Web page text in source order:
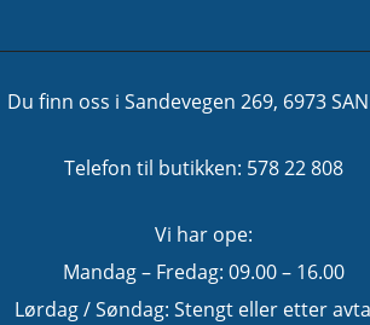
Du finn oss i Sandevegen 269, 6973
Telefon til butikken: 578 22 808
Vi har ope:
Mandag – Fredag: 09.00 – 16.00
Lørdag / Søndag: Stengt eller etter